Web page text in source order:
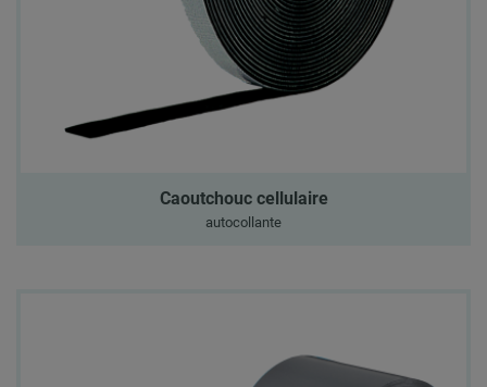
Caoutchouc cellulaire
autocollante